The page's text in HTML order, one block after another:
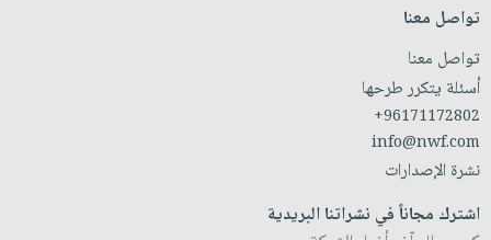
تواصل معنا
تواصل معنا
أسئلة يتكرر طرحها
+96171172802
info@nwf.com
نشرة الإصدارات
اشترك مجاناً في نشراتنا البريدية